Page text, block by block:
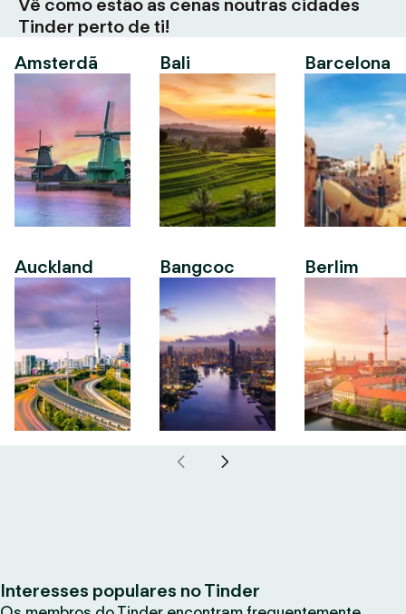
Vê como estão as cenas noutras cidades
Tinder perto de ti!
Amsterdã
Auckland
Bali
Bangcoc
Barcelona
Berlim
Interesses populares no Tinder